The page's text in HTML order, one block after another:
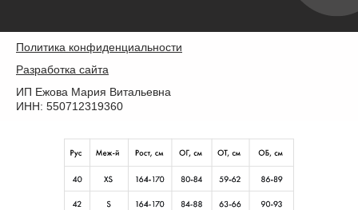
Политика конфиденциальности
Разработка сайта
ИП Ежова Мария Витальевна
ИНН: 550712319360